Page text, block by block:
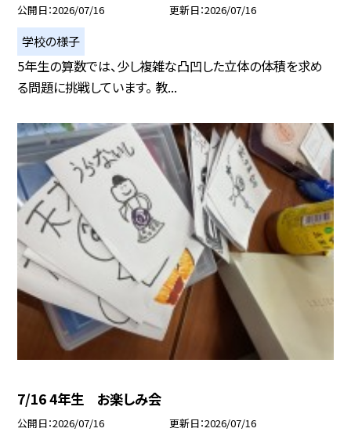
公開日 2026/07/16 更新日 2026/07/16
学校の様子
5年生の算数では、少し複雑な凸凹した立体の体積を求め
る問題に挑戦しています。 教...
7/16 4年生 お楽しみ会
公開日 2026/07/16 更新日 2026/07/16